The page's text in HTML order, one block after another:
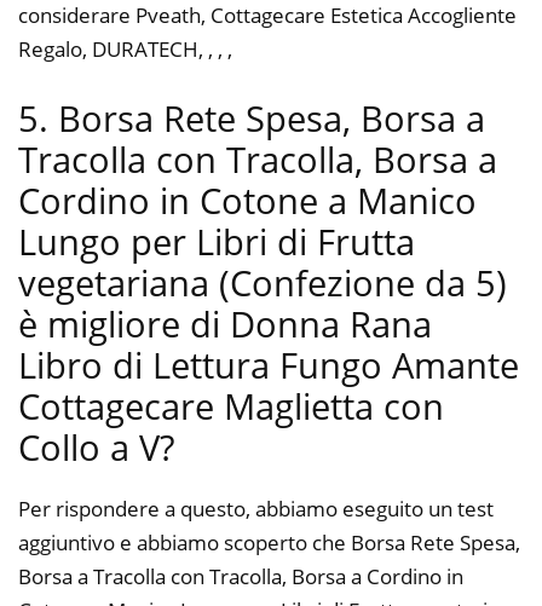
considerare Pveath, Cottagecare Estetica Accogliente
Regalo, DURATECH, , , ,
5. Borsa Rete Spesa, Borsa a
Tracolla con Tracolla, Borsa a
Cordino in Cotone a Manico
Lungo per Libri di Frutta
vegetariana (Confezione da 5)
è migliore di Donna Rana
Libro di Lettura Fungo Amante
Cottagecare Maglietta con
Collo a V?
Per rispondere a questo, abbiamo eseguito un test
aggiuntivo e abbiamo scoperto che Borsa Rete Spesa,
Borsa a Tracolla con Tracolla, Borsa a Cordino in